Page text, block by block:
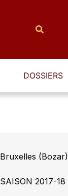
DOSSIERS
Bruxelles (Bozar)
SAISON 2017-18